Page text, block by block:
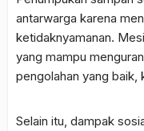
antarwarga karena
ketidaknyamanan.
yang mampu
pengolahan yang baik,
Selain itu, dampak